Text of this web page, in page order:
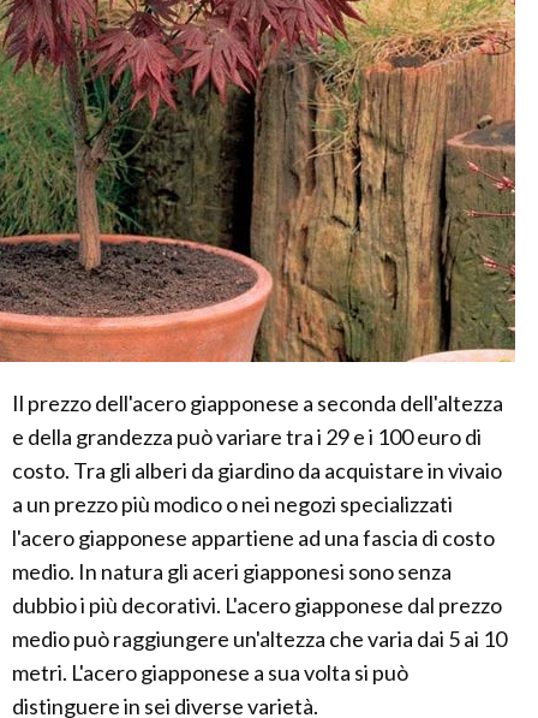
Il prezzo dell'acero giapponese a seconda dell'altezza
e della grandezza può variare tra i 29 e i 100 euro di
costo. Tra gli alberi da giardino da acquistare in vivaio
a un prezzo più modico o nei negozi specializzati
l'acero giapponese appartiene ad una fascia di costo
medio. In natura gli aceri giapponesi sono senza
dubbio i più decorativi. L'acero giapponese dal prezzo
medio può raggiungere un'altezza che varia dai 5 ai 10
metri. L'acero giapponese a sua volta si può
distinguere in sei diverse varietà.